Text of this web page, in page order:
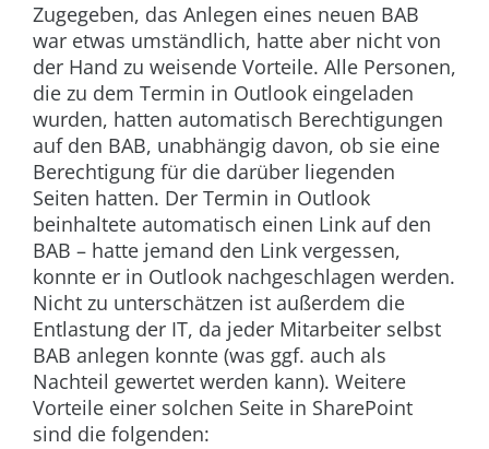
Zugegeben, das Anlegen eines neuen BAB
war etwas umständlich, hatte aber nicht von
der Hand zu weisende Vorteile. Alle Personen,
die zu dem Termin in Outlook eingeladen
wurden, hatten automatisch Berechtigungen
auf den BAB, unabhängig davon, ob sie eine
Berechtigung für die darüber liegenden
Seiten hatten. Der Termin in Outlook
beinhaltete automatisch einen Link auf den
BAB – hatte jemand den Link vergessen,
konnte er in Outlook nachgeschlagen werden.
Nicht zu unterschätzen ist außerdem die
Entlastung der IT, da jeder Mitarbeiter selbst
BAB anlegen konnte (was ggf. auch als
Nachteil gewertet werden kann). Weitere
Vorteile einer solchen Seite in SharePoint
sind die folgenden: